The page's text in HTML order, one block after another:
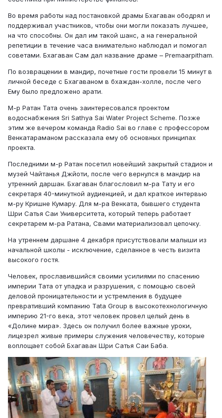
Во время работы над постановкой драмы Бхагаван ободрял и
поддерживал участников, чтобы они могли показать лучшее,
на что способны. Он дал им такой шанс, а на генеральной
репетиции в течение часа внимательно наблюдал и помогал
советами. Бхагаван Сам дал название драме – Premaarpitham.
По возвращении в мандир, почетные гости провели 15 минут в
личной беседе с Бхагаваном в бхаждан-холле, после чего
Ему было предложено арати.
М-р Ратан Тата очень заинтересовался проектом
водоснабжения Sri Sathya Sai Water Project Scheme. Позже
этим же вечером команда Radio Sai во главе с профессором
Венкатараманом рассказала ему об основных принципах
проекта.
Последними м-р Ратан посетил новейший закрытый стадион и
музей Чайтанья Джйоти, после чего вернулся в мандир на
утренний даршан. Бхагаван благословил м-ра Тату и его
секретаря 40-минутной аудиенцией, и дал краткое интервью
м-ру Кришне Кумару. Для м-ра Венката, бывшего студента
Шри Сатья Саи Университета, который теперь работает
секретарем м-ра Ратана, Свами материализовал цепочку.
На утреннем даршане 4 декабря присутствовали малыши из
начальной школы - исключение, сделанное в честь визита
высокого гостя.
Человек, прославившийся своими усилиями по спасению
империи Тата от упадка и разрушения, с помощью своей
деловой проницательности и устремления в будущее
превративший компанию Tata Group в высокотехнологичную
империю 21-го века, этот человек провел целый день в
«Долине мира». Здесь он получил более важные уроки,
лицезрел живые примеры служения человечеству, которые
воплощает собой Бхагаван Шри Сатья Саи Баба.